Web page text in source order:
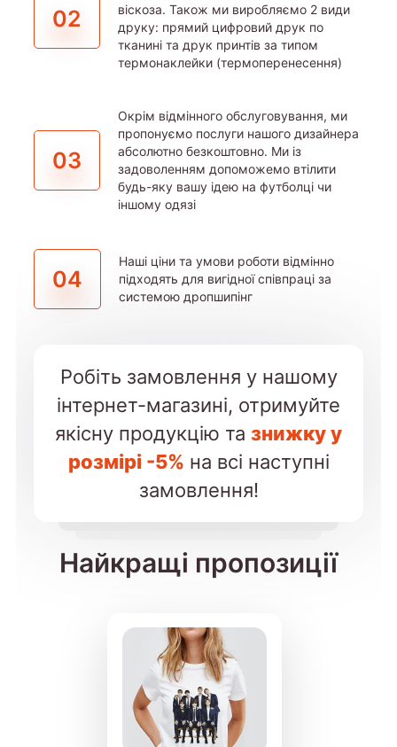
02
віскоза. Також ми виробляємо 2 види
друку: прямий цифровий друк по
тканині та друк принтів за типом
термонаклейки (термоперенесення)
03
Окрім відмінного обслуговування, ми
пропонуємо послуги нашого дизайнера
абсолютно безкоштовно. Ми із
задоволенням допоможемо втілити
будь-яку вашу ідею на футболці чи
іншому одязі
04
Наші ціни та умови роботи відмінно
підходять для вигідної співпраці за
системою дропшипінг
Робіть замовлення у нашому
інтернет-магазині, отримуйте
якісну продукцію та знижку у
розмірі -5% на всі наступні
замовлення!
Найкращі пропозиції